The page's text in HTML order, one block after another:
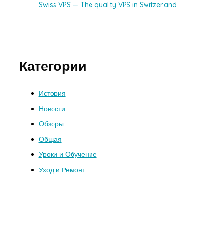
Swiss VPS — The quality VPS in Switzerland
Категории
История
Новости
Обзоры
Общая
Уроки и Обучение
Уход и Ремонт